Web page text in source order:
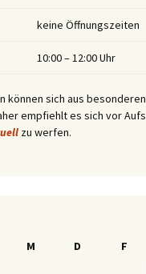
keine Öffnungszeiten
10:00 – 12:00 Uhr
können sich aus
empfiehlt es sich vor
zu werfen.
M D F